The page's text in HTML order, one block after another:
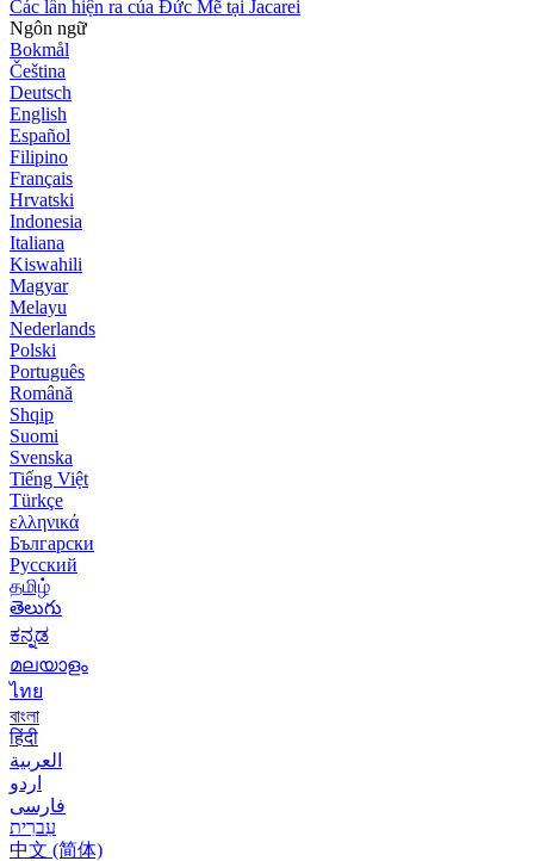
Các lần hiện ra của Đức Mẽ tại Jacarei
Ngôn ngữ
Bokmål
Čeština
Deutsch
English
Español
Filipino
Français
Hrvatski
Indonesia
Italiana
Kiswahili
Magyar
Melayu
Nederlands
Polski
Português
Română
Shqip
Suomi
Svenska
Tiếng Việt
Türkçe
ελληνικά
Български
Русский
தமிழ்
తెలుగు
ಕನ್ನಡ
മലയാളം
ไทย
বাংলা
हिंदी
العربية
اردو
فارسی
עִברִית
中文 (简体)